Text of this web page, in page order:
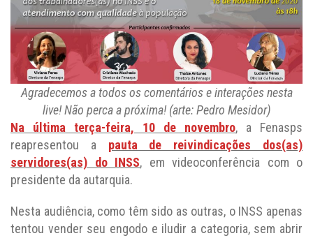
Agradecemos a todos os comentários e interações nesta
live! Não perca a próxima! (arte: Pedro Mesidor)
Na última terça-feira, 10 de novembro, a Fenasps
reapresentou a pauta de reivindicações dos(as)
servidores(as) do INSS, em videoconferência com o
presidente da autarquia.
Nesta audiência, como têm sido as outras, o INSS apenas
tentou vender seu engodo e iludir a categoria, sem abrir